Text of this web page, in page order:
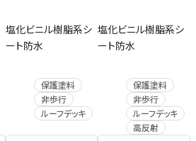
塩化ビニル樹脂系シ
ート防水
保護塗料
非歩行
ルーフデッキ
塩化ビニル樹脂系シ
ート防水
保護塗料
非歩行
ルーフデッキ
高反射